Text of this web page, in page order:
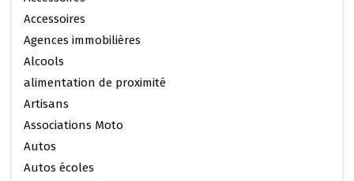
Accessoires
Agences immobilières
Alcools
alimentation de proximité
Artisans
Associations Moto
Autos
Autos écoles